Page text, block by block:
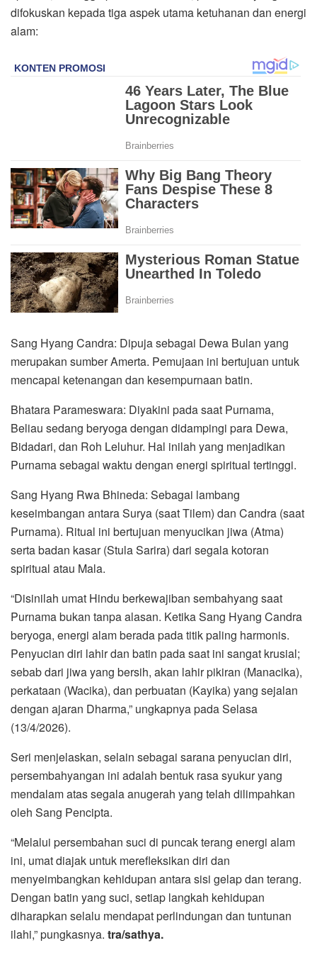
difokuskan kepada tiga aspek utama ketuhanan dan energi
alam:
Sang Hyang Candra: Dipuja sebagai Dewa Bulan yang
merupakan sumber Amerta. Pemujaan ini bertujuan untuk
mencapai ketenangan dan kesempurnaan batin.
Bhatara Parameswara: Diyakini pada saat Purnama,
Beliau sedang beryoga dengan didampingi para Dewa,
Bidadari, dan Roh Leluhur. Hal inilah yang menjadikan
Purnama sebagai waktu dengan energi spiritual tertinggi.
Sang Hyang Rwa Bhineda: Sebagai lambang
keseimbangan antara Surya (saat Tilem) dan Candra (saat
Purnama). Ritual ini bertujuan menyucikan jiwa (Atma)
serta badan kasar (Stula Sarira) dari segala kotoran
spiritual atau Mala.
“Disinilah umat Hindu berkewajiban sembahyang saat
Purnama bukan tanpa alasan. Ketika Sang Hyang Candra
beryoga, energi alam berada pada titik paling harmonis.
Penyucian diri lahir dan batin pada saat ini sangat krusial;
sebab dari jiwa yang bersih, akan lahir pikiran (Manacika),
perkataan (Wacika), dan perbuatan (Kayika) yang sejalan
dengan ajaran Dharma,” ungkapnya pada Selasa
(13/4/2026).
Seri menjelaskan, selain sebagai sarana penyucian diri,
persembahyangan ini adalah bentuk rasa syukur yang
mendalam atas segala anugerah yang telah dilimpahkan
oleh Sang Pencipta.
“Melalui persembahan suci di puncak terang energi alam
ini, umat diajak untuk merefleksikan diri dan
menyeimbangkan kehidupan antara sisi gelap dan terang.
Dengan batin yang suci, setiap langkah kehidupan
diharapkan selalu mendapat perlindungan dan tuntunan
ilahi,” pungkasnya. tra/sathya.